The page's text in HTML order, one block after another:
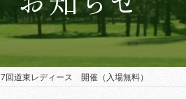
道東レディース 開催（入場無料）